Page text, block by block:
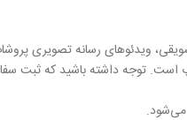
ویدئوهای رسانه تصویری
توجه داشته باشید که ثبت
می‏‌شود.